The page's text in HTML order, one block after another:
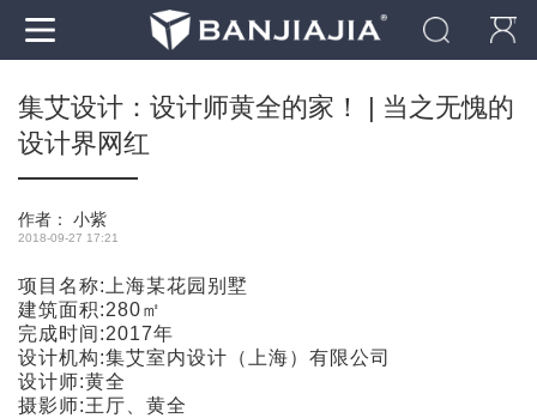
集艾设计：设计师黄全的家！ | 当之无愧的
设计界网红
作者： 小紫
2018-09-27 17:21
项目名称:上海某花园别墅
建筑面积:280㎡
完成时间:2017年
设计机构:集艾室内设计（上海）有限公司
设计师:黄全
摄影师:王厅、黄全